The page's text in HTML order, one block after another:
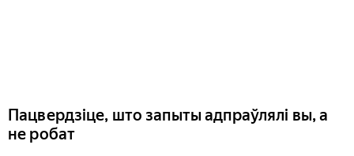
Пацвердзіце, што запыты адпраўлялі вы, а
не робат